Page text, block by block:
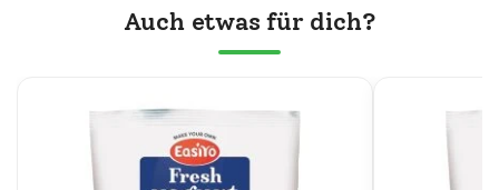
Auch etwas für dich?